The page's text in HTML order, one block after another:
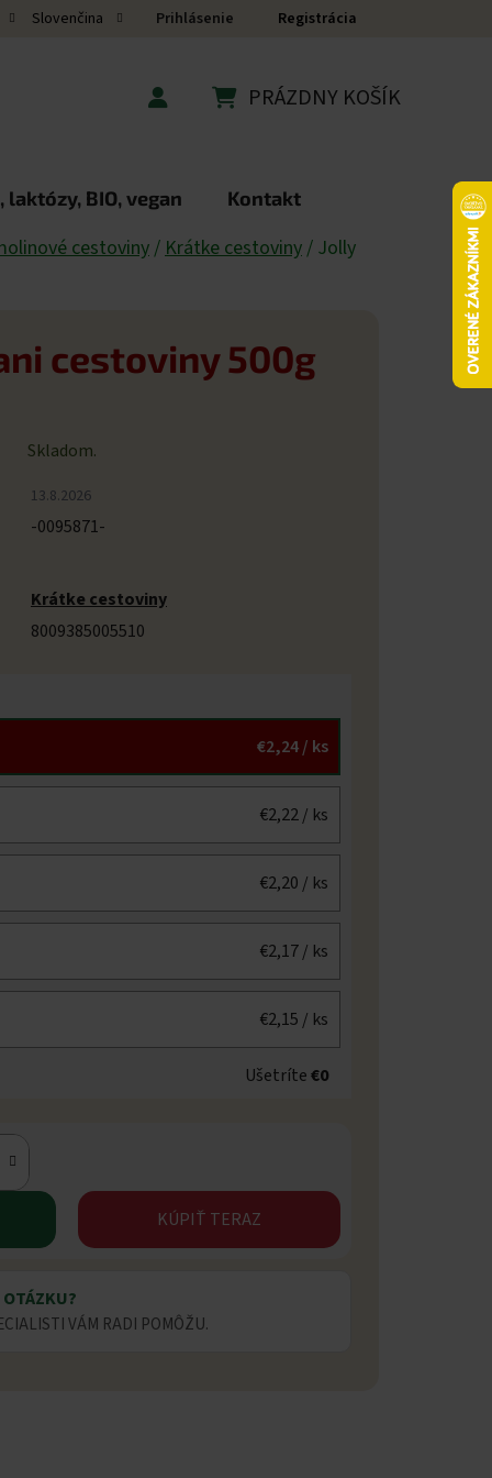
Slovenčina Prihlásenie Registrácia
PRÁZDNY KOŠÍK
laktózy, BIO, vegan Kontakt
cestoviny / Krátke cestoviny / Jolly
cestoviny 500g
Skladom.
13.8.2026
-0095871-
Krátke cestoviny
8009385005510
€2,24/ ks
€2,22/ ks
€2,20 / ks
€2,17/ ks
€2,15 / ks
Ušetríte€0
KÚPIŤ TERAZ
VÁM RADI POMÔŽU.